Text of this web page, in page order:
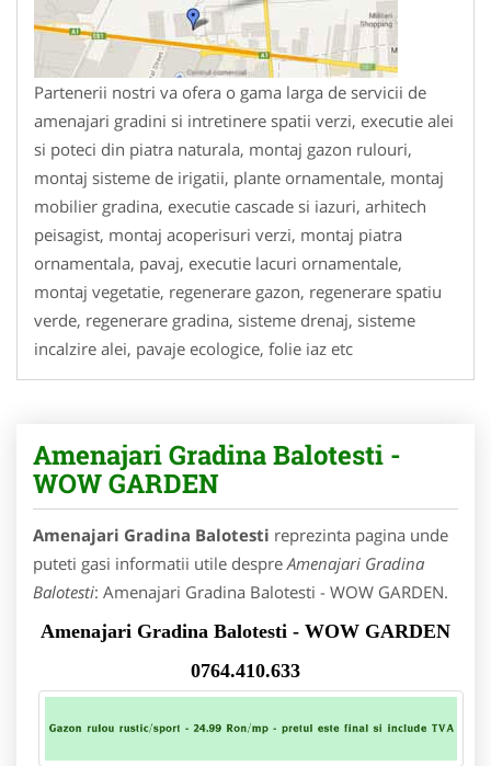
Partenerii nostri va ofera o gama larga de servicii de
amenajari gradini si intretinere spatii verzi, executie alei
si poteci din piatra naturala, montaj gazon rulouri,
montaj sisteme de irigatii, plante ornamentale, montaj
mobilier gradina, executie cascade si iazuri, arhitech
peisagist, montaj acoperisuri verzi, montaj piatra
ornamentala, pavaj, executie lacuri ornamentale,
montaj vegetatie, regenerare gazon, regenerare spatiu
verde, regenerare gradina, sisteme drenaj, sisteme
incalzire alei, pavaje ecologice, folie iaz etc
Amenajari Gradina Balotesti -
WOW GARDEN
Amenajari Gradina Balotesti reprezinta pagina unde
puteti gasi informatii utile despre Amenajari Gradina
Balotesti: Amenajari Gradina Balotesti - WOW GARDEN.
Amenajari Gradina Balotesti - WOW GARDEN
0764.410.633